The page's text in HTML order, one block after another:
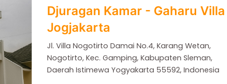
Djuragan Kamar - Gaharu Villa
Jogjakarta
Jl. Villa Nogotirto Damai No.4, Karang Wetan,
Nogotirto, Kec. Gamping, Kabupaten Sleman,
Daerah Istimewa Yogyakarta 55592, Indonesia